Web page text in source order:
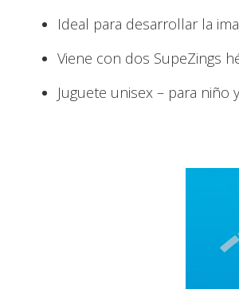
Ideal para desarrollar la
Viene con dos SupeZings
Juguete unisex – para niño